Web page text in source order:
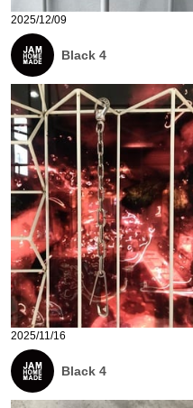
2025/12/09
Black 4
2025/11/16
Black 4